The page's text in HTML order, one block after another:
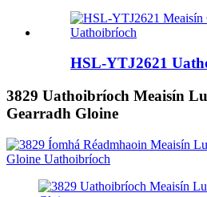
HSL-YTJ2621
3829 Uathoibríoch Meaisín
Gearradh Gloine